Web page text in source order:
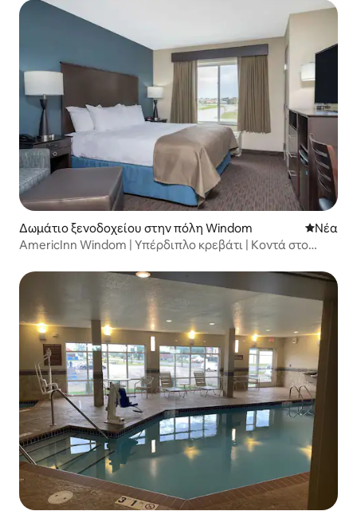
Δωμάτιο ξενοδοχείου στην πόλη Windom Νέος
Νέα
AmericInn Windom | Υπέρδιπλο κρεβάτι | Κοντά στο